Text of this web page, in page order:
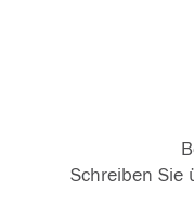
Schreiben Sie